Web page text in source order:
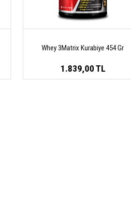
Whey 3Matrix Kurabiye 454 Gr
1.839,00 TL